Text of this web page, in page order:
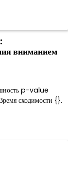
вниманием
p-value
сходимости {}.